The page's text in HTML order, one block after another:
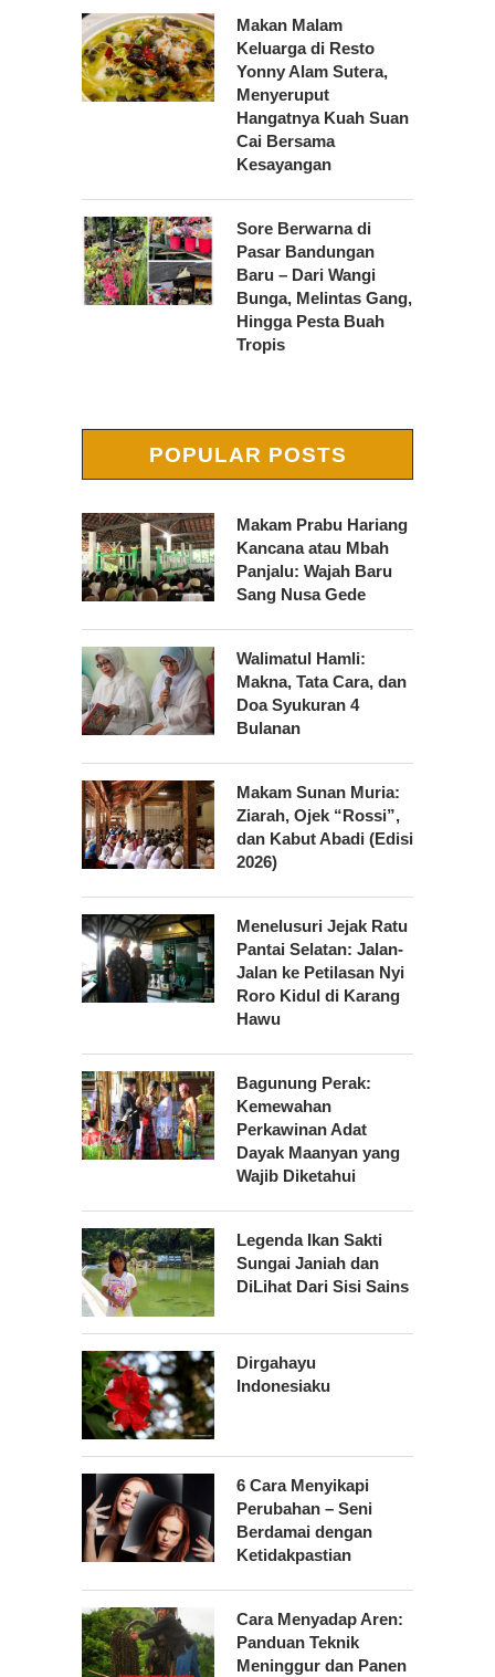
Makan Malam
Keluarga di Resto
Yonny Alam Sutera,
Menyeruput
Hangatnya Kuah Suan
Cai Bersama
Kesayangan
Sore Berwarna di
Pasar Bandungan
Baru – Dari Wangi
Bunga, Melintas Gang,
Hingga Pesta Buah
Tropis
POPULAR POSTS
Makam Prabu Hariang
Kancana atau Mbah
Panjalu: Wajah Baru
Sang Nusa Gede
Walimatul Hamli:
Makna, Tata Cara, dan
Doa Syukuran 4
Bulanan
Makam Sunan Muria:
Ziarah, Ojek “Rossi”,
dan Kabut Abadi (Edisi
2026)
Menelusuri Jejak Ratu
Pantai Selatan: Jalan-
Jalan ke Petilasan Nyi
Roro Kidul di Karang
Hawu
Bagunung Perak:
Kemewahan
Perkawinan Adat
Dayak Maanyan yang
Wajib Diketahui
Legenda Ikan Sakti
Sungai Janiah dan
DiLihat Dari Sisi Sains
Dirgahayu
Indonesiaku
6 Cara Menyikapi
Perubahan – Seni
Berdamai dengan
Ketidakpastian
Cara Menyadap Aren:
Panduan Teknik
Meninggur dan Panen